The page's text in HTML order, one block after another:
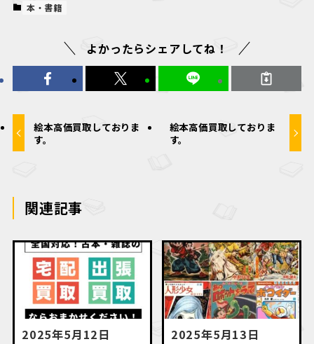
本・書籍
よかったらシェアしてね！
絵本高価買取しておりま
す。
絵本高価買取しておりま
す。
関連記事
2025年5月12日 2025年5月13日